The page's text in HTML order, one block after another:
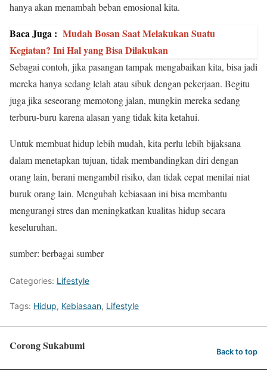
hanya akan menambah beban emosional kita.
Baca Juga : Mudah Bosan Saat Melakukan Suatu
Kegiatan? Ini Hal yang Bisa Dilakukan
Sebagai contoh, jika pasangan tampak mengabaikan kita, bisa jadi
mereka hanya sedang lelah atau sibuk dengan pekerjaan. Begitu
juga jika seseorang memotong jalan, mungkin mereka sedang
terburu-buru karena alasan yang tidak kita ketahui.
Untuk membuat hidup lebih mudah, kita perlu lebih bijaksana
dalam menetapkan tujuan, tidak membandingkan diri dengan
orang lain, berani mengambil risiko, dan tidak cepat menilai niat
buruk orang lain. Mengubah kebiasaan ini bisa membantu
mengurangi stres dan meningkatkan kualitas hidup secara
keseluruhan.
sumber: berbagai sumber
Categories: Lifestyle
Tags: Hidup, Kebiasaan, Lifestyle
Corong Sukabumi Back to top